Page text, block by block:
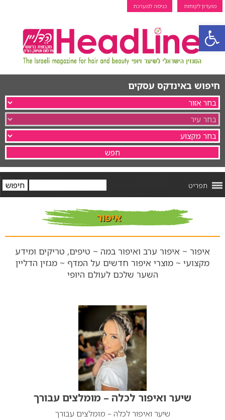
פתח סרגל נגישות
מועדון לקוחות כניסה למערכת
חיפוש באינדקס עסקים
תפריט
איפור
איפור ~ איפור ערב ואיפור במה ~ טיפים, טריקים ומידע
מקצועי ~ מוצרי איפור חדשים על המדף ~ מגזין הדליין
השער שלכם לעולם היופי
שיער ואיפור לכלה – מומלצים עבורך
שיער ואיפור לכלה – מומלצים עבורך